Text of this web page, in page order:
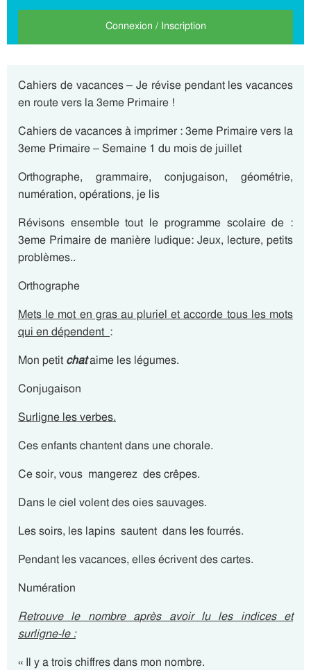
Connexion / Inscription
Cahiers de vacances – Je révise pendant les vacances
en route vers la 3eme Primaire !
Cahiers de vacances à imprimer : 3eme Primaire vers la
3eme Primaire – Semaine 1 du mois de juillet
Orthographe, grammaire, conjugaison, géométrie,
numération, opérations, je lis
Révisons ensemble tout le programme scolaire de :
3eme Primaire de manière ludique: Jeux, lecture, petits
problèmes..
Orthographe
Mets le mot en gras au pluriel et accorde tous les mots
qui en dépendent :
Mon petit chataime les légumes.
Conjugaison
Surligne les verbes.
Ces enfants chantent dans une chorale.
Ce soir, vous mangerez des crêpes.
Dans le ciel volent des oies sauvages.
Les soirs, les lapins sautent dans les fourrés.
Pendant les vacances, elles écrivent des cartes.
Numération
Retrouve le nombre après avoir lu les indiceset
surligne-le :
« Il y a trois chiffres dans mon nombre.